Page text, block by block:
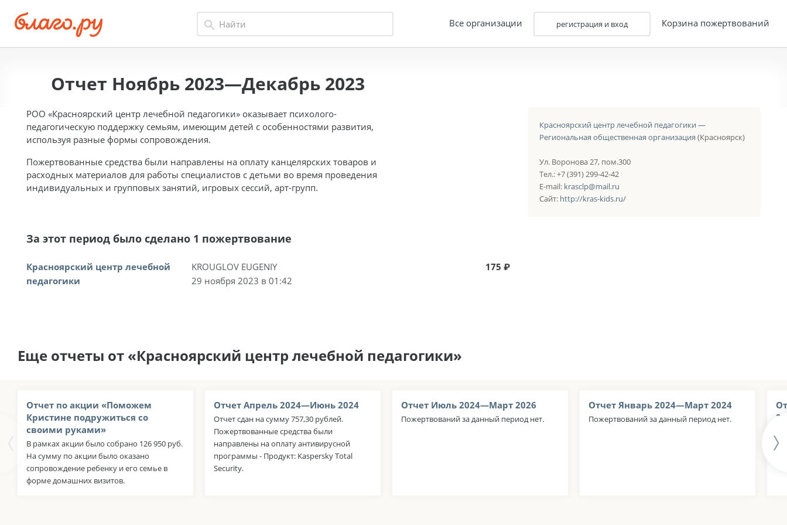
Все организации регистрация и вход Корзина пожертвований
Отчет Ноябрь 2023—Декабрь 2023
РОО «Красноярский центр лечебной педагогики» оказывает психолого-
педагогическую поддержку семьям, имеющим детей с особенностями развития,
используя разные формы сопровождения.
Пожертвованные средства были направлены на оплату канцелярских товаров и
расходных материалов для работы специалистов с детьми во время проведения
индивидуальных и групповых занятий, игровых сессий, арт-групп.
За этот период было сделано 1 пожертвование
Красноярский центр лечебной
педагогики
KROUGLOV EUGENIY
29 ноября 2023 в 01:42
175 ₽
Красноярский центр лечебной педагогики —
Региональная общественная организация (Красноярск)
Ул. Воронова 27, пом.300
Тел.: +7 (391) 299-42-42
E-mail: krasclp@mail.ru
Сайт: http://kras-kids.ru/
Еще отчеты от «Красноярский центр лечебной педагогики»
Отчет по акции «Поможем
Кристине подружиться со
своими руками»
В рамках акции было собрано 126 950 руб.
На сумму по акции было оказано
сопровождение ребенку и его семье в
форме домашних визитов.
Отчет Апрель 2024—Июнь 2024
Отчет сдан на сумму 757,30 рублей.
Пожертвованные средства были
направлены на оплату антивирусной
программы - Продукт: Kaspersky Total
Security.
Отчет Июль 2024—Март 2026
Пожертвований за данный период нет.
Отчет Январь 2024—Март 2024
Пожертвований за данный период нет.